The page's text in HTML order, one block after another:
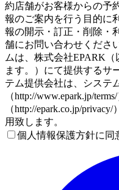
約店舗がお客様からの予
報のご案内を行う目的に
報の開示・訂正・削除・
舗にお問い合わせくださ
ムは、株式会社EPARK
ます。）にて提供するサ
テム提供会社は、システ
（http://www.epark.jp/
（http://epark.co.jp/
用致します。
個人情報保護方針に同